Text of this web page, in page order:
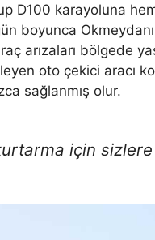
D100 karayoluna
boyunca
arızaları bölgede
oto çekici aracı
sağlanmış olur.
için sizlere